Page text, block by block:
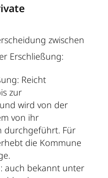
zwischen
Erschließung:
Reicht
zur
wird von der
von ihr
durchgeführt. Für
die Kommune
auch bekannt unter